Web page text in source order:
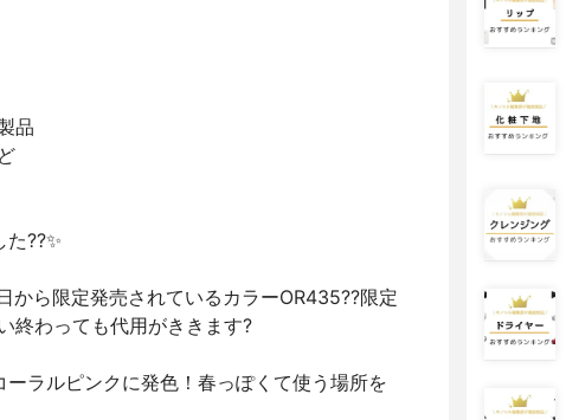
品
??✨
ら限定発売されているカラーOR435??限定
終わっても代用がききます?
ラルピンクに発色！春っぽくて使う場所を